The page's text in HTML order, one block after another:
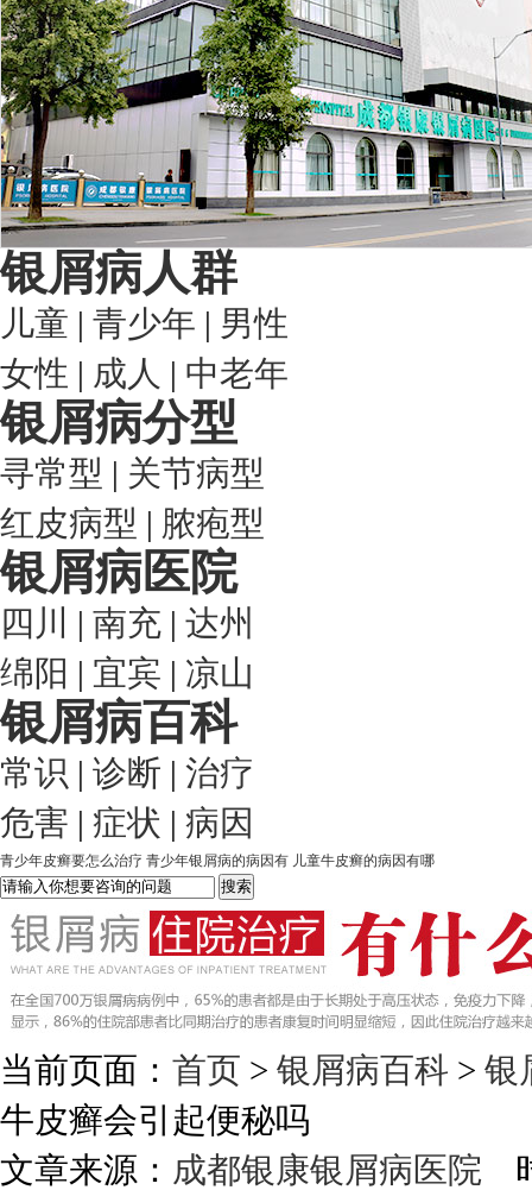
银屑病人群
儿童 | 青少年 | 男性
女性 | 成人 | 中老年
银屑病分型
寻常型 | 关节病型
红皮病型 | 脓疱型
银屑病医院
四川 | 南充 | 达州
绵阳 | 宜宾 | 凉山
银屑病百科
常识 | 诊断 | 治疗
危害 | 症状 | 病因
青少年皮癣要怎么治疗 青少年银屑病的病因有 儿童牛皮癣的病因有哪
当前页面： 首页 > 银屑病百科 > 银
牛皮癣会引起便秘吗
文章来源： 成都银康银屑病医院